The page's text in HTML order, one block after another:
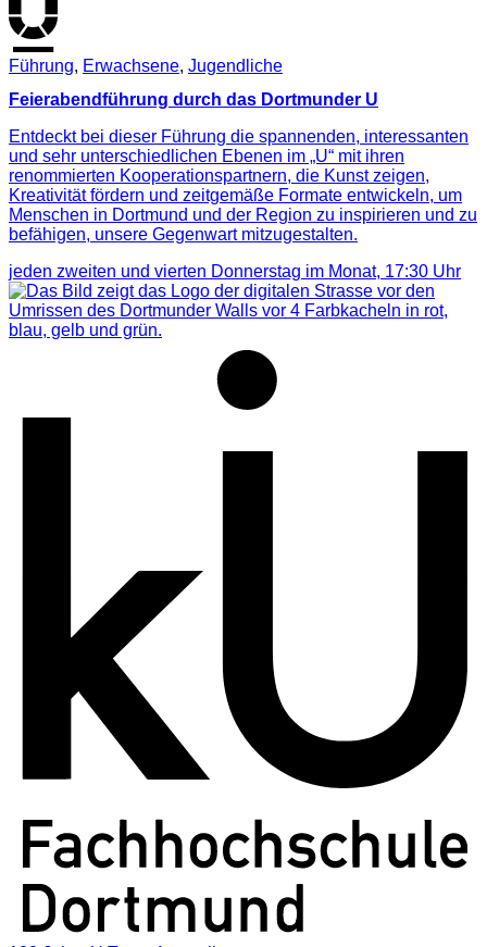
Führung, Erwachsene, Jugendliche
Feierabendführung durch das Dortmunder U
Entdeckt bei dieser Führung die spannenden, interessanten
und sehr unterschiedlichen Ebenen im „U“ mit ihren
renommierten Kooperationspartnern, die Kunst zeigen,
Kreativität fördern und zeitgemäße Formate entwickeln, um
Menschen in Dortmund und der Region zu inspirieren und zu
befähigen, unsere Gegenwart mitzugestalten.
jeden zweiten und vierten Donnerstag im Monat, 17:30 Uhr